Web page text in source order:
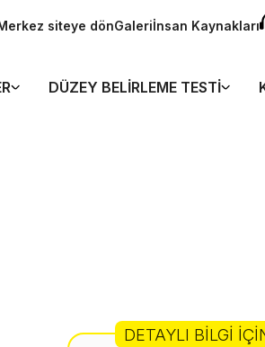
siteye dönGaleriİnsan Kaynakları
DÜZEY BELIRLEME TESTI
DETAYLI BILGI